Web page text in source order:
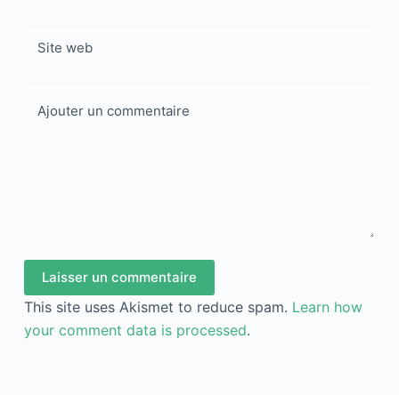
Site web
Ajouter un commentaire
Laisser un commentaire
This site uses Akismet to reduce spam. Learn how
your comment data is processed.